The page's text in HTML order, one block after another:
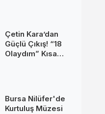
Çetin Kara’dan
Güçlü Çıkış! “18
Olaydım” Kısa
Bursa Nilüfer'de
Kurtuluş Müzesi